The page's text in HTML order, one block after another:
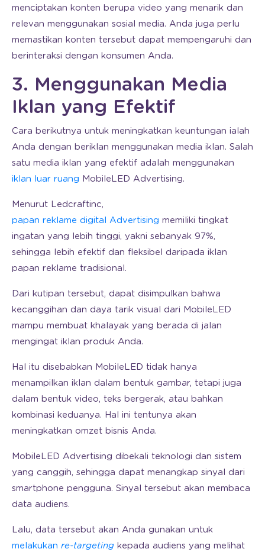
menciptakan konten berupa video yang menarik dan
relevan menggunakan sosial media. Anda juga perlu
memastikan konten tersebut dapat mempengaruhi dan
berinteraksi dengan konsumen Anda.
3. Menggunakan Media
Iklan yang Efektif
Cara berikutnya untuk meningkatkan keuntungan ialah
Anda dengan beriklan menggunakan media iklan. Salah
satu media iklan yang efektif adalah menggunakan
iklan luar ruang MobileLED Advertising.
Menurut Ledcraftinc,
papan reklame digital Advertising memiliki tingkat
ingatan yang lebih tinggi, yakni sebanyak 97%,
sehingga lebih efektif dan fleksibel daripada iklan
papan reklame tradisional.
Dari kutipan tersebut, dapat disimpulkan bahwa
kecanggihan dan daya tarik visual dari MobileLED
mampu membuat khalayak yang berada di jalan
mengingat iklan produk Anda.
Hal itu disebabkan MobileLED tidak hanya
menampilkan iklan dalam bentuk gambar, tetapi juga
dalam bentuk video, teks bergerak, atau bahkan
kombinasi keduanya. Hal ini tentunya akan
meningkatkan omzet bisnis Anda.
MobileLED Advertising dibekali teknologi dan sistem
yang canggih, sehingga dapat menangkap sinyal dari
smartphone pengguna. Sinyal tersebut akan membaca
data audiens.
Lalu, data tersebut akan Anda gunakan untuk
melakukan re-targeting kepada audiens yang melihat